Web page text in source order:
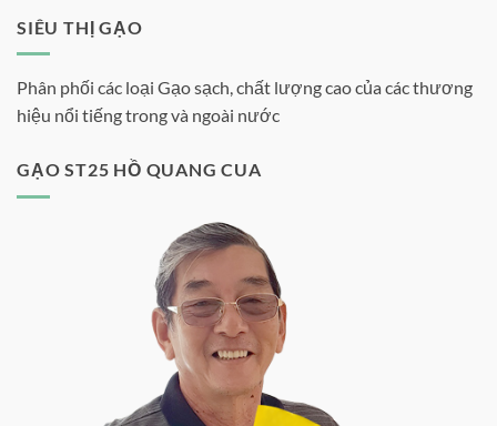
SIÊU THỊ GẠO
Phân phối các loại Gạo sạch, chất lượng cao của các thương
hiệu nổi tiếng trong và ngoài nước
GẠO ST25 HỒ QUANG CUA